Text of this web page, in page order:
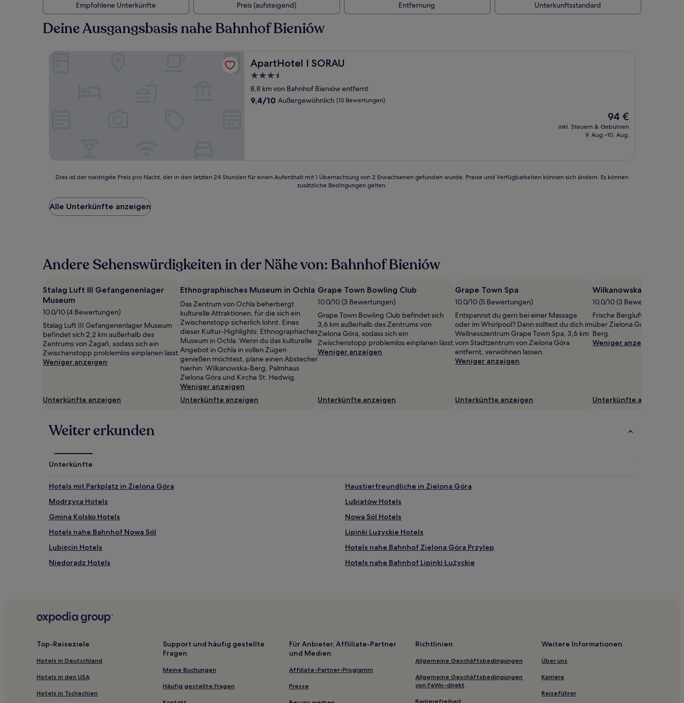
Empfohlene Unterkünfte
Preis (aufsteigend) Entfernung Unterkunftsstandard
Deine Ausgangsbasis nahe Bahnhof Bieniów
ApartHotel I SORAU
ApartHotel I SORAU
3.5-
Sterne-
Unterkunft
8,8 km von Bahnhof Bieniów entfernt
9.4
9,4/10 Außergewöhnlich (13 Bewertungen)
Der
Preis
beträgt
94 €
inkl. Steuern & Gebühren
9. Aug.–10. Aug.
Dies
der
niedrigste
Preis
den
letzten
für
einen
Aufenthalt
mit
1 Übernachtung
von
2 Erwachsenen
gefunden
wurde.
können
sich
Es
können
Bedingungen
gelten.
Dies ist der niedrigste Preis pro Nacht, der in den letzten 24 Stunden für einen Aufenthalt mit 1 Übernachtung von 2 Erwachsenen gefunden wurde. Preise und Verfügbarkeiten können sich ändern. Es können
zusätzliche Bedingungen gelten.
Alle Unterkünfte anzeigen
Andere Sehenswürdigkeiten in der Nähe von: Bahnhof Bieniów
Stalag Luft III Gefangenenlager
Museum
10.0/10 (4 Bewertungen)
Stalag Luft III Gefangenenlager Museum
befindet sich 2,2 km außerhalb des
Zentrums von Żagań, sodass sich ein
Zwischenstopp problemlos einplanen lässt.
Weniger anzeigen
Unterkünfte anzeigen
Ethnographisches Museum in Ochla
Das Zentrum von Ochla beherbergt
kulturelle Attraktionen, für die sich ein
Zwischenstopp sicherlich lohnt. Eines
dieser Kultur-Highlights: Ethnographisches
Museum in Ochla. Wenn du das kulturelle
Angebot in Ochla in vollen Zügen
genießen möchtest, plane einen Abstecher
hierhin: Wilkanowska-Berg, Palmhaus
Zielona Góra und Kirche St. Hedwig.
Weniger anzeigen
Unterkünfte anzeigen
Grape Town Bowling Club
10.0/10 (3 Bewertungen)
Grape Town Bowling Club befindet sich
3,6 km außerhalb des Zentrums von
Zielona Góra, sodass sich ein
Zwischenstopp problemlos einplanen lässt.
Weniger anzeigen
Unterkünfte anzeigen
Grape Town Spa
10.0/10 (5 Bewertungen)
Entspannst du gern bei einer Massage
oder im Whirlpool? Dann solltest du dich im
Wellnesszentrum Grape Town Spa, 3,6 km
vom Stadtzentrum von Zielona Góra
entfernt, verwöhnen lassen.
Weniger anzeigen
Unterkünfte anzeigen
Wilkanowska-Berg
10.0/10 (3 Bewertungen)
Frische Bergluft und einen
über Zielona Góra gibt es in
Berg.
Weniger anzeigen
Unterkünfte anzeigen
Weiter erkunden
Unterkünfte
Hotels mit Parkplatz in Zielona Góra
Haustierfreundliche in Zielona Góra
Modrzyca Hotels
Lubiatów Hotels
Gmina Kolsko Hotels
Nowa Sól Hotels
Hotels nahe Bahnhof Nowa Sól
Lipinki Luzyckie Hotels
Lubięcin Hotels
Hotels nahe Bahnhof Zielona Góra Przylep
Niedoradz Hotels
Hotels nahe Bahnhof Lipinki Łużyckie
Gmina Brzeźnica Hotels
Otyn Hotels
Kreis Zielona Góra: Hotels
Hotels nahe Botanischer Garten Zielona Góra
Top-Reiseziele
Hotels in Deutschland
Hotels in den USA
Hotels in Tschechien
Support und häufig gestellte
Fragen
Meine Buchungen
Häufig gestellte Fragen
Für Anbieter, Affliliate-Partner
und Medien
Affiliate-Partner-Programm
Presse
Richtlinien
Allgemeine Geschäftsbedingungen
Allgemeine Geschäftsbedingungen
von FeWo-direkt
Barrierefreiheit
Weitere Informationen
Über uns
Karriere
Reiseführer